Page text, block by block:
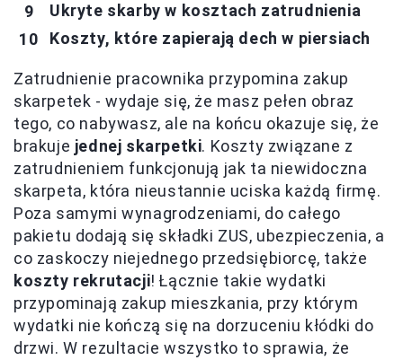
Ukryte skarby w kosztach zatrudnienia
Koszty, które zapierają dech w piersiach
Zatrudnienie pracownika przypomina zakup
skarpetek - wydaje się, że masz pełen obraz
tego, co nabywasz, ale na końcu okazuje się, że
brakuje jednej skarpetki. Koszty związane z
zatrudnieniem funkcjonują jak ta niewidoczna
skarpeta, która nieustannie uciska każdą firmę.
Poza samymi wynagrodzeniami, do całego
pakietu dodają się składki ZUS, ubezpieczenia, a
co zaskoczy niejednego przedsiębiorcę, także
koszty rekrutacji! Łącznie takie wydatki
przypominają zakup mieszkania, przy którym
wydatki nie kończą się na dorzuceniu kłódki do
drzwi. W rezultacie wszystko to sprawia, że